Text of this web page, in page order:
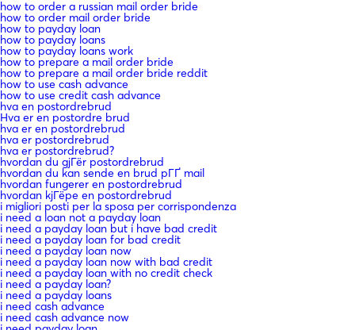
how to order a russian mail order bride
how to order mail order bride
how to payday loan
how to payday loans
how to payday loans work
how to prepare a mail order bride
how to prepare a mail order bride reddit
how to use cash advance
how to use credit cash advance
hva en postordrebrud
Hva er en postordre brud
hva er en postordrebrud
hva er postordrebrud
hva er postordrebrud?
hvordan du gjГёr postordrebrud
hvordan du kan sende en brud pГҐ mail
hvordan fungerer en postordrebrud
hvordan kjГёpe en postordrebrud
i migliori posti per la sposa per corrispondenza
i need a loan not a payday loan
i need a payday loan but i have bad credit
i need a payday loan for bad credit
i need a payday loan now
i need a payday loan now with bad credit
i need a payday loan with no credit check
i need a payday loan?
i need a payday loans
i need cash advance
i need cash advance now